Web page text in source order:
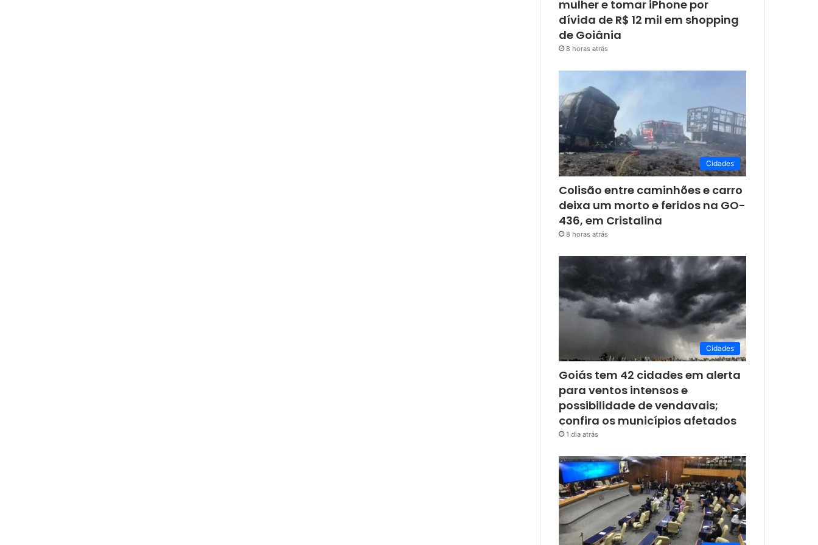
mulher e tomar iPhone por
dívida de R$ 12 mil em shopping
de Goiânia
8 horas atrás
Cidades
Colisão entre caminhões e carro
deixa um morto e feridos na GO-
436, em Cristalina
8 horas atrás
Cidades
Goiás tem 42 cidades em alerta
para ventos intensos e
possibilidade de vendavais;
confira os municípios afetados
1 dia atrás